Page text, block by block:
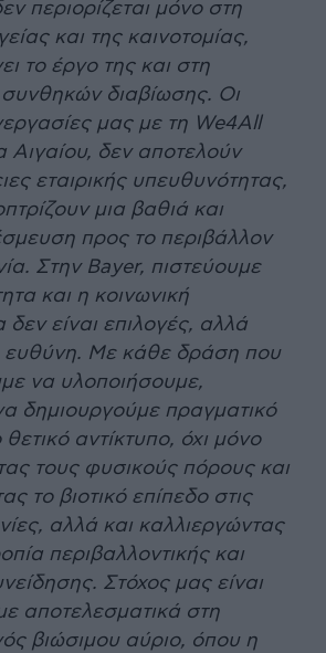
περιορίζεται μόνο στη
και της καινοτομίας,
το έργο της και στη
διαβίωσης. Οι
μας με τη We4All
Αιγαίου, δεν αποτελούν
εταιρικής υπευθυνότητας,
μια βαθιά και
προς το περιβάλλον
Στην Bayer, πιστεύουμε
και η κοινωνική
είναι επιλογές, αλλά
ευθύνη. Με κάθε δράση που
να υλοποιήσουμε,
δημιουργούμε πραγματικό
αντίκτυπο, όχι μόνο
τους φυσικούς πόρους και
το βιοτικό επίπεδο στις
αλλά και καλλιεργώντας
περιβαλλοντικής και
Στόχος μας είναι
αποτελεσματικά στη
βιώσιμου αύριο, όπου η